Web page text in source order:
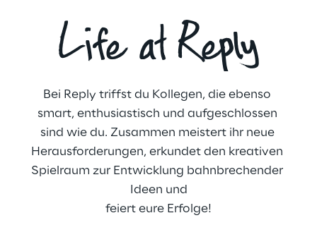
Life at Reply
Bei Reply triffst du Kollegen, die ebenso
smart, enthusiastisch und aufgeschlossen
sind wie du. Zusammen meistert ihr neue
Herausforderungen, erkundet den kreativen
Spielraum zur Entwicklung bahnbrechender
Ideen und
feiert eure Erfolge!